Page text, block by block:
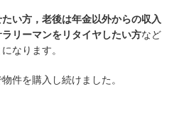
い方，老後は年金以外からの収入
リーマンをリタイヤしたい方など
なります。
件を購入し続けました。